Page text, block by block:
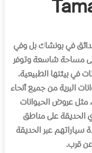
في بونشاك بل وفي
مساحة شاسعة وتوفر
في بيئتها الطبيعية.
البرية من جميع أنحاء
مثل عروض الحيوانات
الحديقة على مناطق
سياراتهم عبر الحديقة
قرب.